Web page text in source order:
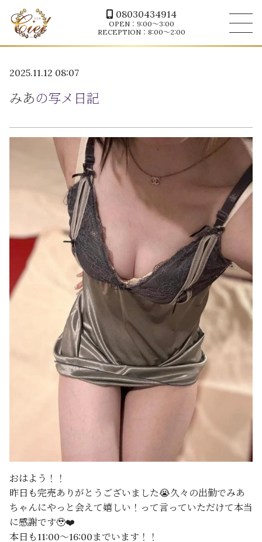
08030434914
OPEN：9:00～3:00
RECEPTION：8:00～2:00
2025.11.12 08:07
みあの写メ日記
おはよう！！
昨日も完売ありがとうございました😭久々の出勤でみあ
ちゃんにやっと会えて嬉しい！って言っていただけて本当
に感謝です🥹❤️
本日も11:00〜16:00までいます！！